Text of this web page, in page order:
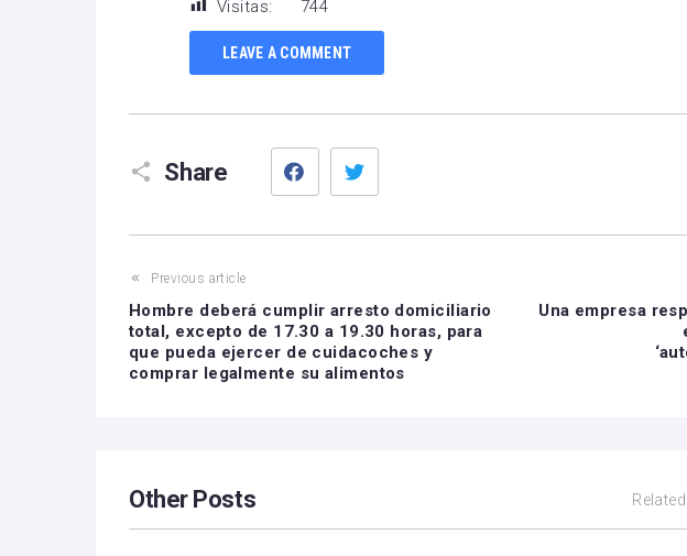
Visitas: 744
LEAVE A COMMENT
Share
Facebook
Previous article
Hombre deberá cumplir arresto domiciliario
total, excepto de 17.30 a 19.30 horas, para
que pueda ejercer de cuidacoches y
comprar legalmente su alimentos
Una empresa
Other Posts